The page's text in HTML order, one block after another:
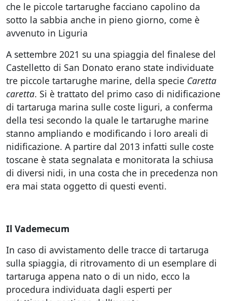
che le piccole tartarughe facciano capolino da
sotto la sabbia anche in pieno giorno, come è
avvenuto in Liguria
A settembre 2021 su una spiaggia del finalese del
Castelletto di San Donato erano state individuate
tre piccole tartarughe marine, della specie Caretta
caretta. Si è trattato del primo caso di nidificazione
di tartaruga marina sulle coste liguri, a conferma
della tesi secondo la quale le tartarughe marine
stanno ampliando e modificando i loro areali di
nidificazione. A partire dal 2013 infatti sulle coste
toscane è stata segnalata e monitorata la schiusa
di diversi nidi, in una costa che in precedenza non
era mai stata oggetto di questi eventi.
Il Vademecum
In caso di avvistamento delle tracce di tartaruga
sulla spiaggia, di ritrovamento di un esemplare di
tartaruga appena nato o di un nido, ecco la
procedura individuata dagli esperti per